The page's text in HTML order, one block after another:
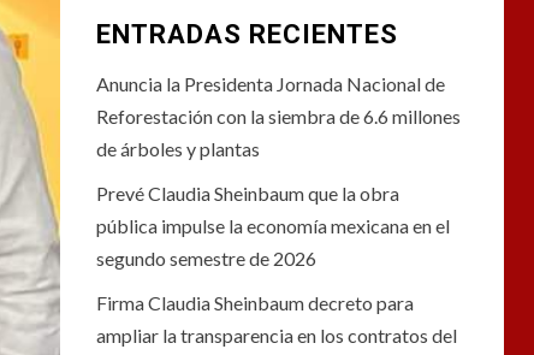
ENTRADAS RECIENTES
Anuncia la Presidenta Jornada Nacional de
Reforestación con la siembra de 6.6 millones
de árboles y plantas
Prevé Claudia Sheinbaum que la obra
pública impulse la economía mexicana en el
segundo semestre de 2026
Firma Claudia Sheinbaum decreto para
ampliar la transparencia en los contratos del